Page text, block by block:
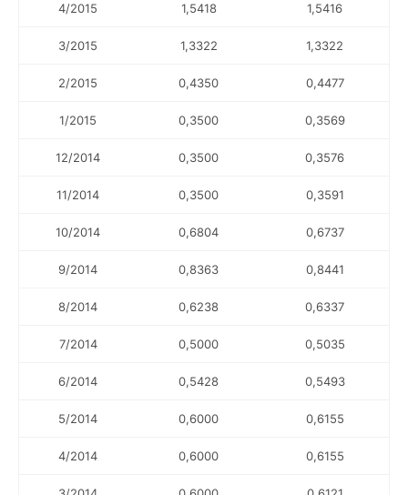
4/2015 1,5418 1,5416
3/2015 1,3322 1,3322
2/2015 0,4350 0,4477
1/2015 0,3500 0,3569
12/2014 0,3500 0,3576
11/2014 0,3500 0,3591
10/2014 0,6804 0,6737
9/2014 0,8363 0,8441
8/2014 0,6238 0,6337
7/2014 0,5000 0,5035
6/2014 0,5428 0,5493
5/2014 0,6000 0,6155
4/2014 0,6000 0,6155